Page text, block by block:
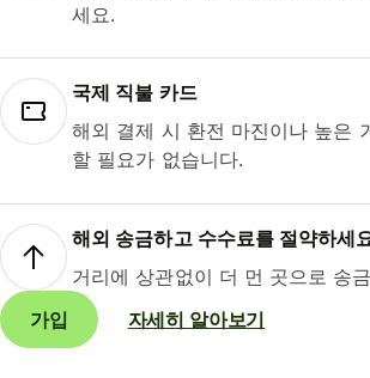
세요.
국제 직불 카드
해외 결제 시 환전 마진이나 높은
할 필요가 없습니다.
해외 송금하고 수수료를 절약하세
거리에 상관없이 더 먼 곳으로 송
가입
자세히 알아보기